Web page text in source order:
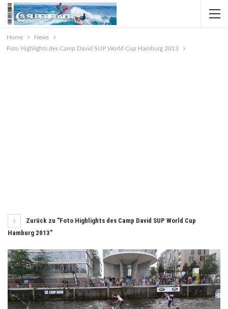
Home
News
Foto Highlights des Camp David SUP World Cup Hamburg 2013
Zurück zu "Foto Highlights des Camp David SUP World Cup
Hamburg 2013"